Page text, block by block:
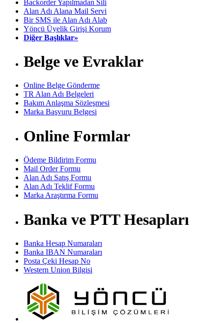
Backorder Yapılmadan Sili
Alan Adı Alana Mail Servi
Bir SMS ile Alan Adı Alab
Yöncü Üyelik Girişi Korum
Diğer Başlıklar»
Belge ve Evraklar
Online Belge Gönderme
TR Alan Adı Belgeleri
Bakım Anlaşma Sözleşmesi
Marka Başvuru Belgesi
Online Formlar
Ödeme Bildirim Formu
Mail Order Formu
Alan Adı Satış Formu
Alan Adı Teklif Formu
Marka Araştırma Formu
Banka ve PTT Hesapları
Banka Hesap Numaraları
Banka IBAN Numaraları
Posta Çeki Hesap No
Western Union Bilgisi